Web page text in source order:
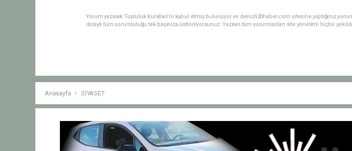
Yorum yazarak Topluluk Kuralları’nı kabul etmiş bulunuyor ve denizli20haber.com sitesine yaptığınız
dolaylı tüm sorumluluğu tek başınıza üstleniyorsunuz. Yazılan tüm yorumlardan site yönetimi hiçbir
Anasayfa SİYASET